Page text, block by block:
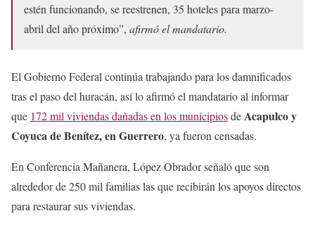
estén funcionando, se reestrenen, 35 hoteles para marzo-
abril del año próximo”, afirmó el mandatario.
El Gobierno Federal continúa trabajando para los damnificados
tras el paso del huracán, así lo afirmó el mandatario al informar
que 172 mil viviendas dañadas en los municipiosdeAcapulco y
Coyuca de Benítez, en Guerrero, ya fueron censadas.
En Conferencia Mañanera, López Obrador señaló que son
alrededor de 250 mil familias las que recibirán los apoyos directos
para restaurar sus viviendas.